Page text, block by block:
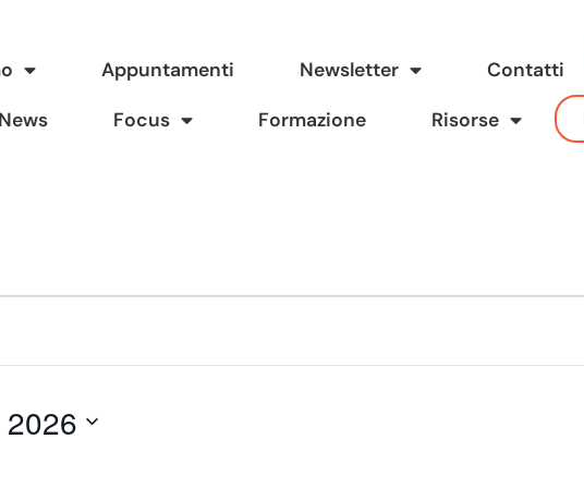
Appuntamenti Newsletter Contatti
Focus Formazione Risorse